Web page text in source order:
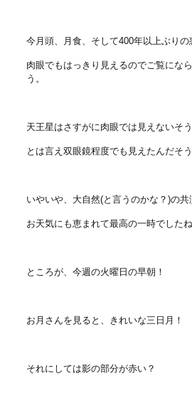
今月頭、月食、そして400年以上ぶりの
肉眼でもはっきり見えるのでご覧にな
う。
天王星はさすがに肉眼では見えないそ
とは言え双眼鏡程度でも見えたんだそう
いやいや、大自然(と言うのかな？)の共
お天気にも恵まれて最高の一時でしたね
ところが、今週の火曜日の早朝！
お月さんを見ると、きれいな三日月！
それにしては影の部分が赤い？